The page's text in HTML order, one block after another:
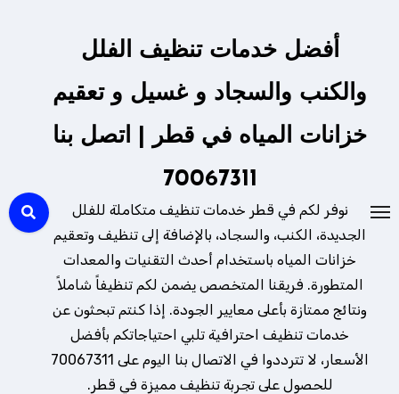
أفضل خدمات تنظيف الفلل
والكنب والسجاد و غسيل و تعقيم
خزانات المياه في قطر | اتصل بنا
70067311
نوفر لكم في قطر خدمات تنظيف متكاملة للفلل
الجديدة، الكنب، والسجاد، بالإضافة إلى تنظيف وتعقيم
خزانات المياه باستخدام أحدث التقنيات والمعدات
المتطورة. فريقنا المتخصص يضمن لكم تنظيفاً شاملاً
ونتائج ممتازة بأعلى معايير الجودة. إذا كنتم تبحثون عن
خدمات تنظيف احترافية تلبي احتياجاتكم بأفضل
الأسعار، لا تترددوا في الاتصال بنا اليوم على 70067311
للحصول على تجربة تنظيف مميزة في قطر.